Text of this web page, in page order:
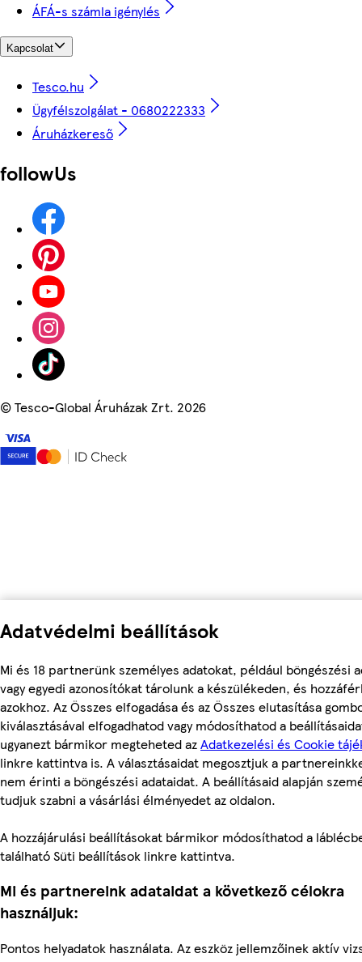
Adatvédelmi beállítások
Mi és 18 partnerünk személyes adatokat, például böngészési
vagy egyedi azonosítókat tárolunk a készülékeden, és
azokhoz. Az Összes elfogadása és az Összes elutasítása
kiválasztásával elfogadhatod vagy módosíthatod a
ugyanezt bármikor megteheted azAdatkezelési és Cookie
linkre kattintva is. A választásaidat megosztjuk a
nem érinti a böngészési adataidat. A beállításaid alapján
tudjuk szabni a vásárlási élményedet az oldalon.
A hozzájárulási beállításokat bármikor módosíthatod a
található Süti beállítások linkre kattintva.
Mi és partnereink adataidat a következő célokra
használjuk:
Pontos helyadatok használata. Az eszköz jellemzőinek aktív
ÁFÁ-s számla igénylés
Kapcsolat
Tesco.hu
Ügyfélszolgálat - 0680222333
Áruházkereső
followUs
©Tesco-Global Áruházak Zrt. 2026